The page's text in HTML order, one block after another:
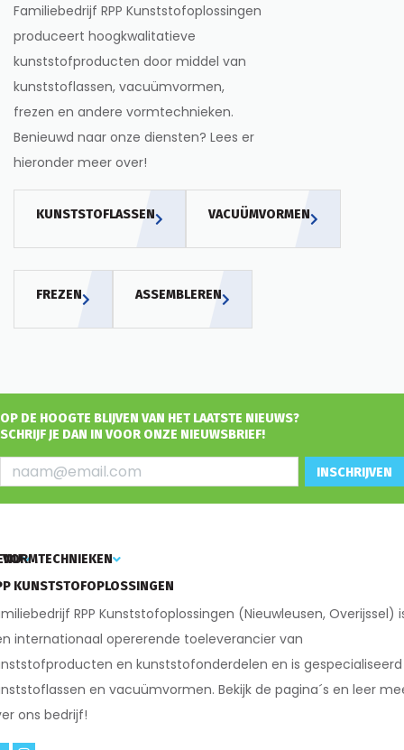
Familiebedrijf RPP Kunststofoplossingen
produceert hoogkwalitatieve
kunststofproducten door middel van
kunststoflassen, vacuümvormen,
frezen en andere vormtechnieken.
Benieuwd naar onze diensten? Lees er
hieronder meer over!
KUNSTSTOFLASSEN VACUÜMVORMEN
FREZEN ASSEMBLEREN
OP DE HOOGTE BLIJVEN VAN HET LAATSTE NIEUWS?
SCHRIJF JE DAN IN VOOR ONZE NIEUWSBRIEF!
INSCHRIJVEN
VORMTECHNIEKEN
KUNSTSTOFOPLOSSINGEN
RPP Kunststofoplossingen (Nieuwleusen, Overijssel)
internationaal opererende toeleverancier van
en kunststofonderdelen en is
en vacuümvormen. Bekijk de pagina´s en leer
ons bedrijf!